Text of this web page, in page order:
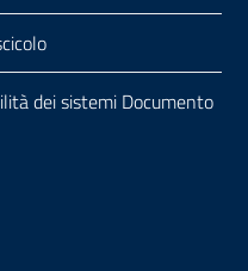
dei sistemi Documento